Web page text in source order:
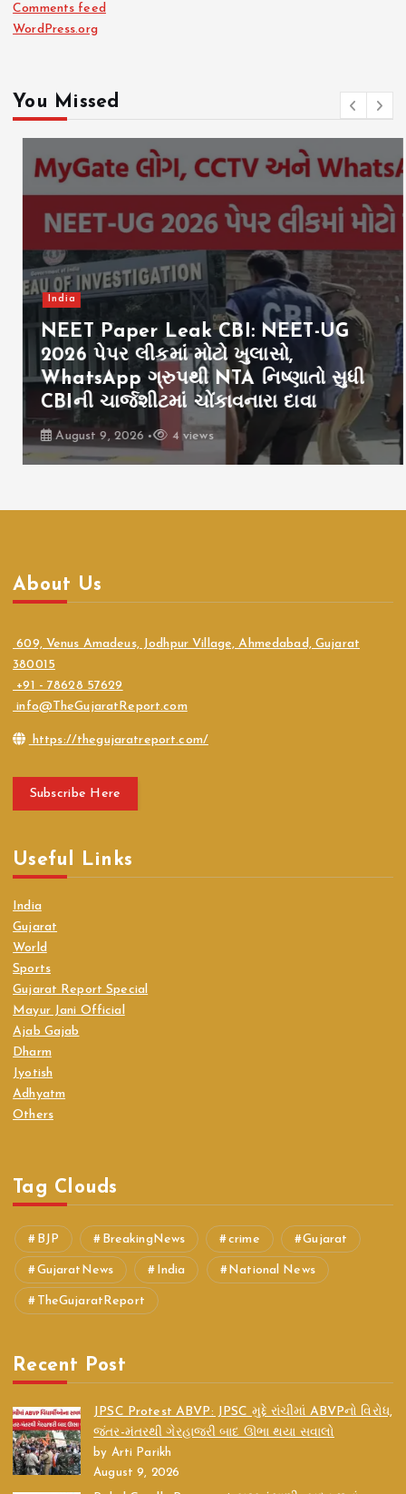
Comments feed
WordPress.org
You Missed
India
NEET Paper Leak CBI: NEET-UG
2026 પેપર લીકમાં મોટો ખુલાસો,
WhatsApp ગ્રુપથી NTA નિષ્ણાતો સુધી
CBIની ચાર્જશીટમાં ચોંકાવનારા દાવા
August 9, 2026 4 views
About Us
609, Venus Amadeus, Jodhpur Village, Ahmedabad, Gujarat
380015
+91 - 78628 57629
info@TheGujaratReport.com
https://thegujaratreport.com/
Subscribe Here
Useful Links
India
Gujarat
World
Sports
Gujarat Report Special
Mayur Jani Official
Ajab Gajab
Dharm
Jyotish
Adhyatm
Others
Tag Clouds
BJP BreakingNews crime Gujarat
GujaratNews India National News
TheGujaratReport
Recent Post
JPSC Protest ABVP: JPSC મુદ્દે રાંચીમાં ABVPનો વિરોધ,
જંતર-મંતરથી ગેરહાજરી બાદ ઊભા થયા સવાલો
by Arti Parikh
August 9, 2026